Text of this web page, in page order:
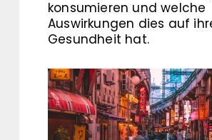
konsumieren und welche
Auswirkungen dies auf
Gesundheit hat.